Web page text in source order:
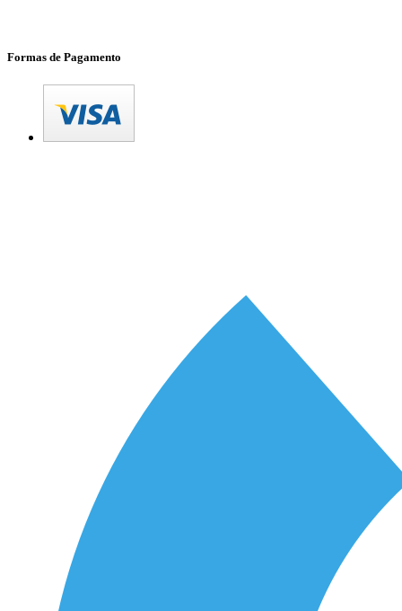
Formas de Pagamento